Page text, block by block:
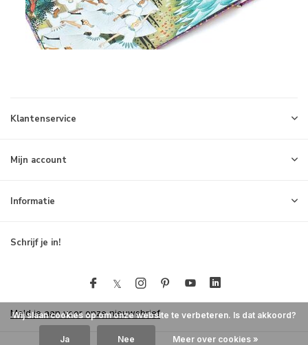
Klantenservice
Mijn account
Informatie
Schrijf je in!
Meld je aan voor onze nieuwsbrief
Wij slaan cookies op om onze website te verbeteren. Is dat akkoord?
Ja Nee Meer over cookies »